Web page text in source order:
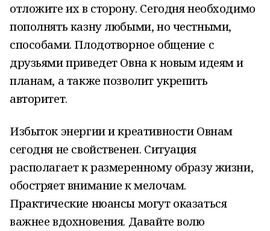
отложите их в сторону. Сегодня необходимо
пополнять казну любыми, но честными,
способами. Плодотворное общение с
друзьями приведет Овна к новым идеям и
планам, а также позволит укрепить
авторитет.
Избыток энергии и креативности Овнам
сегодня не свойственен. Ситуация
располагает к размеренному образу жизни,
обостряет внимание к мелочам.
Практические нюансы могут оказаться
важнее вдохновения. Давайте волю